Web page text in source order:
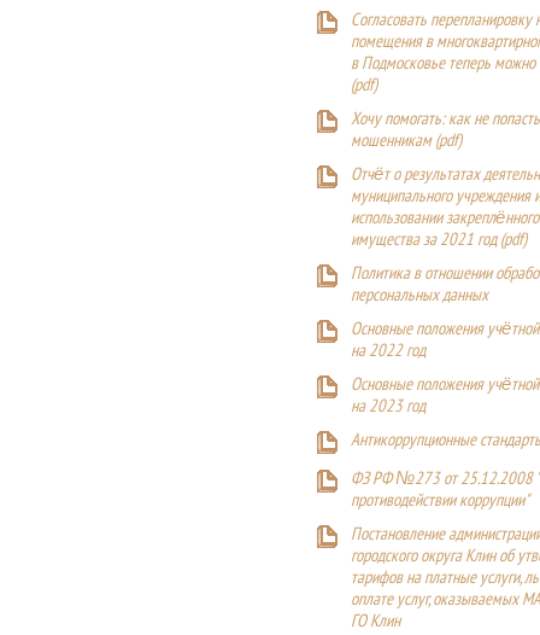
Согласовать перепланировку
помещения в
в Подмосковье теперь можно
(pdf)
Хочу помогать: как не
мошенникам (pdf)
Отчёт о результатах
муниципального учреждения
использовании
имущества за 2021 год (pdf)
Политика в отношении
персональных данных
Основные положения
на 2022 год
Основные положения
на 2023 год
Антикоррупционные
ФЗ РФ №273 от 25.12.2008
противодействии коррупции"
Постановление
городского округа Клин об
тарифов на платные услуги,
оплате услуг, оказываемых
ГО Клин